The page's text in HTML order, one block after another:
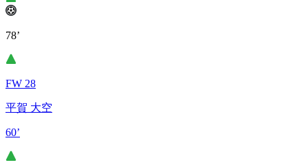
78’
FW 28
平賀 大空
60’